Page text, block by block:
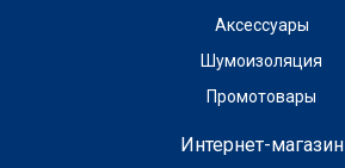
Аксессуары
Шумоизоляция
Промотовары
Интернет-магазин